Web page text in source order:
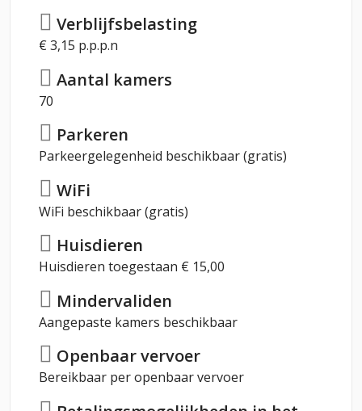
Verblijfsbelasting
€ 3,15 p.p.p.n
Aantal kamers
70
Parkeren
Parkeergelegenheid beschikbaar (gratis)
WiFi
WiFi beschikbaar (gratis)
Huisdieren
Huisdieren toegestaan € 15,00
Mindervaliden
Aangepaste kamers beschikbaar
Openbaar vervoer
Bereikbaar per openbaar vervoer